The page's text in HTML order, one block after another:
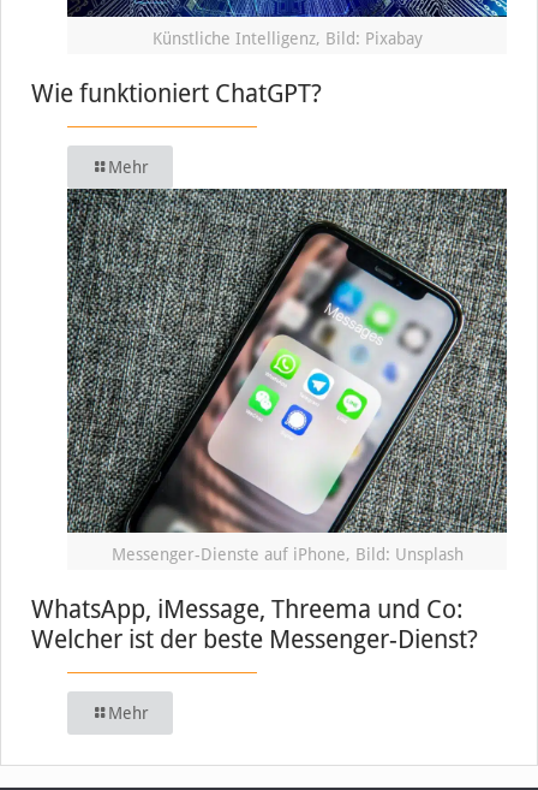
Künstliche Intelligenz, Bild: Pixabay
Wie funktioniert ChatGPT?
Mehr
Messenger-Dienste auf iPhone, Bild: Unsplash
WhatsApp, iMessage, Threema und Co:
Welcher ist der beste Messenger-Dienst?
Mehr